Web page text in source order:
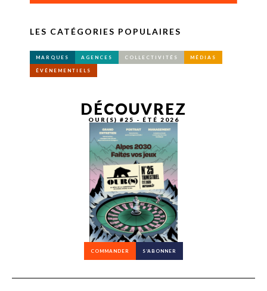
LES CATÉGORIES POPULAIRES
MARQUES AGENCES COLLECTIVITÉS MÉDIAS
ÉVÉNEMENTIELS
DÉCOUVREZ
OUR(S) #25 - ÉTÉ 2026
COMMANDER S’ABONNER